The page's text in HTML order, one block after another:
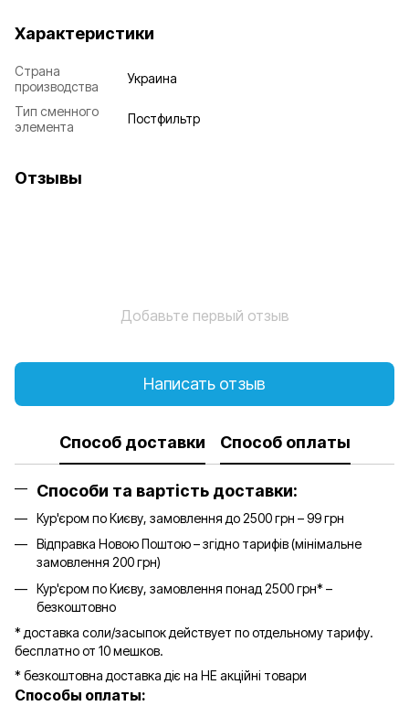
Характеристики
Страна
производства
Украина
Тип сменного
элемента
Постфильтр
Отзывы
Добавьте первый отзыв
Написать отзыв
Способ доставки Способ оплаты
Способи та вартість доставки:
Кур'єром по Києву, замовлення до 2500 грн – 99 грн
Відправка Новою Поштою – згідно тарифів (мінімальне
замовлення 200 грн)
Кур'єром по Києву, замовлення понад 2500 грн* –
безкоштовно
* доставка соли/засыпок действует по отдельному тарифу.
бесплатно от 10 мешков.
* безкоштовна доставка діє на НЕ акційні товари
Способы оплаты: